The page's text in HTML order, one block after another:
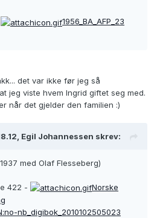
1956_BA_AFP_23
det var ikke før jeg så
jeg viste hvem Ingrid giftet seg med.
når det gjelder den familien :)
Egil Johannessen skrev:
med Olaf Flesseberg)
422 -
Norske
nb_digibok_2010102505023